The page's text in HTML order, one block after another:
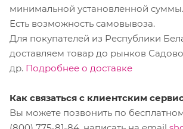
минимальной установленной суммы.
Есть возможность самовывоза.
Для покупателей из Республики
доставляем товар до рынков
др. Подробнее о доставке
Как связаться с клиентским
Вы можете позвонить по